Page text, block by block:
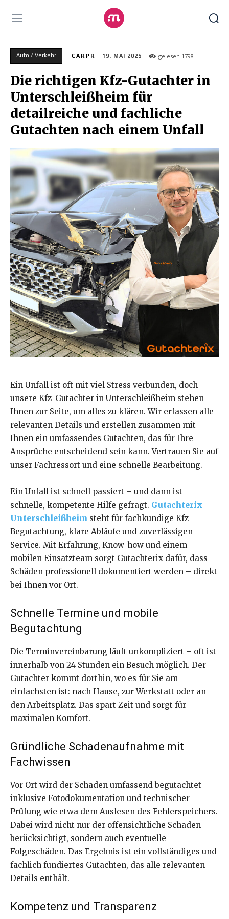
Auto / Verkehr CARPR 19. MAI 2025 gelesen 1798
Die richtigen Kfz-Gutachter in
Unterschleißheim für
detailreiche und fachliche
Gutachten nach einem Unfall
Ein Unfall ist oft mit viel Stress verbunden, doch
unsere Kfz-Gutachter in Unterschleißheim stehen
Ihnen zur Seite, um alles zu klären. Wir erfassen alle
relevanten Details und erstellen zusammen mit
Ihnen ein umfassendes Gutachten, das für Ihre
Ansprüche entscheidend sein kann. Vertrauen Sie auf
unser Fachressort und eine schnelle Bearbeitung.
Ein Unfall ist schnell passiert – und dann ist
schnelle, kompetente Hilfe gefragt. Gutachterix
Unterschleißheim steht für fachkundige Kfz-
Begutachtung, klare Abläufe und zuverlässigen
Service. Mit Erfahrung, Know-how und einem
mobilen Einsatzteam sorgt Gutachterix dafür, dass
Schäden professionell dokumentiert werden – direkt
bei Ihnen vor Ort.
Schnelle Termine und mobile
Begutachtung
Die Terminvereinbarung läuft unkompliziert – oft ist
innerhalb von 24 Stunden ein Besuch möglich. Der
Gutachter kommt dorthin, wo es für Sie am
einfachsten ist: nach Hause, zur Werkstatt oder an
den Arbeitsplatz. Das spart Zeit und sorgt für
maximalen Komfort.
Gründliche Schadenaufnahme mit
Fachwissen
Vor Ort wird der Schaden umfassend begutachtet –
inklusive Fotodokumentation und technischer
Prüfung wie etwa dem Auslesen des Fehlerspeichers.
Dabei wird nicht nur der offensichtliche Schaden
berücksichtigt, sondern auch eventuelle
Folgeschäden. Das Ergebnis ist ein vollständiges und
fachlich fundiertes Gutachten, das alle relevanten
Details enthält.
Kompetenz und Transparenz